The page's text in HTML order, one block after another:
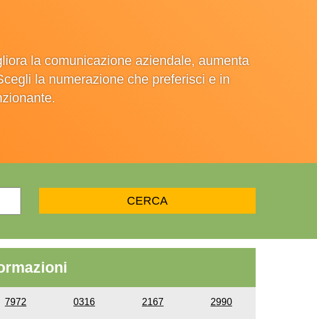
la comunicazione aziendale, aumenta
la numerazione che preferisci e in
7972 0316 2167 2990